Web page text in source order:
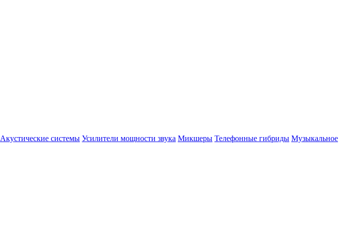
Акустические системы Усилители мощности звука Микшеры Телефонные гибриды Музыкальное